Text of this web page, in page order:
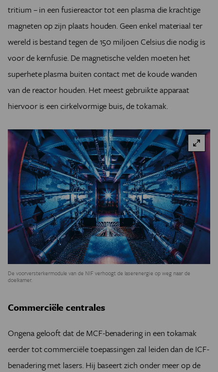
tritium – in een fusiereactor tot een plasma die krachtige
magneten op zijn plaats houden. Geen enkel materiaal ter
wereld is bestand tegen de 150 miljoen Celsius die nodig is
voor de kernfusie. De magnetische velden moeten het
superhete plasma buiten contact met de koude wanden
van de reactor houden. Het meest gebruikte apparaat
hiervoor is een cirkelvormige buis, de tokamak.
De voorversterkermodule van de NIF verhoogt de laserenergie op weg naar de
doelkamer.
Commerciële centrales
Ongena gelooft dat de MCF-benadering in een tokamak
eerder tot commerciële toepassingen zal leiden dan de ICF-
benadering met lasers. Hij baseert zich onder meer op de